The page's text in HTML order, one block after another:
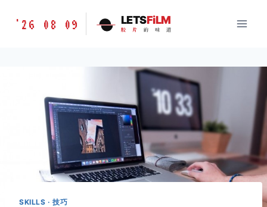
胶
LETSFILM
'26 08 09 LETSFiLM
胶 片 的 味 道
SKILLS · 技巧